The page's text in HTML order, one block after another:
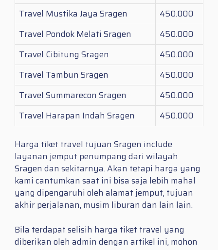
Travel Mustika Jaya Sragen
450.000
Travel Pondok Melati Sragen
450.000
Travel Cibitung Sragen
450.000
Travel Tambun Sragen
450.000
Travel Summarecon Sragen
450.000
Travel Harapan Indah Sragen
450.000
Harga tiket travel tujuan Sragen include
layanan jemput penumpang dari wilayah
Sragen dan sekitarnya. Akan tetapi harga yang
kami cantumkan saat ini bisa saja lebih mahal
yang dipengaruhi oleh alamat jemput, tujuan
akhir perjalanan, musim liburan dan lain lain.
Bila terdapat selisih harga tiket travel yang
diberikan oleh admin dengan artikel ini, mohon